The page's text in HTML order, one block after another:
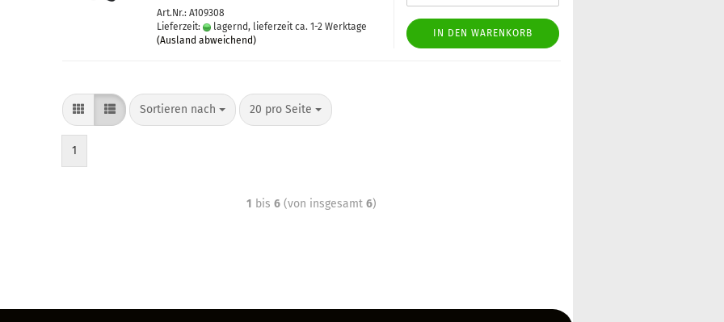
Art.Nr.: A109308
Lieferzeit:
lagernd, lieferzeit ca. 1-2 Werktage
(Ausland abweichend)
IN DEN WARENKORB
Sortieren nach 20 pro Seite
1
1 bis6 (von insgesamt6)